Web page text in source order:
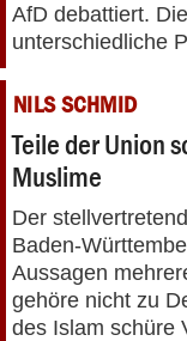
AfD debattiert.
unterschiedliche
NILS SCHMID
Teile der Union
Muslime
Der
Baden-
Aussagen
gehöre nicht zu
des Islam schüre